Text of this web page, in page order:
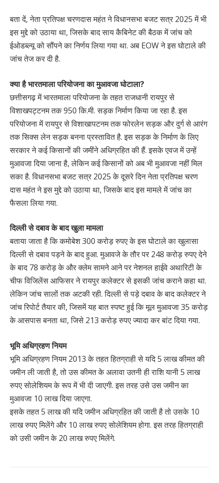
बता दें, नेता प्रतिपक्ष चरणदास महंत ने विधानसभा बजट सत्र 2025 में भी
इस मुद्दे को उठाया था, जिसके बाद साय कैबिनेट की बैठक में जांच को
ईओडब्ल्यू को सौंपने का निर्णय लिया गया था. अब EOW ने इस घोटाले की
जांच तेज कर दी है.
क्या है भारतमाला परियोजना का मुआवजा घोटाला?
छत्तीसगढ़ में भारतमाला परियोजना के तहत राजधानी रायपुर से
विशाखपट्टनम तक 950 कि.मी. सड़क निर्माण किया जा रहा है. इस
परियोजना में रायपुर से विशाखापटनम तक फोरलेन सड़क और दुर्ग से आरंग
तक सिक्स लेन सड़क बनना प्रस्तावित है. इस सड़क के निर्माण के लिए
सरकार ने कई किसानों की जमींने अधिग्रहित की हैं. इसके एवज में उन्हें
मुआवजा दिया जाना है, लेकिन कई किसानों को अब भी मुआवजा नहीं मिल
सका है. विधानसभा बजट सत्र 2025 के दूसरे दिन नेता प्रतिपक्ष चरण
दास महंत ने इस मुद्दे को उठाया था, जिसके बाद इस मामले में जांच का
फैसला लिया गया.
दिल्ली से दबाव के बाद खुला मामला
बताया जाता है कि कमोबेश 300 करोड़ रुपए के इस घोटाले का खुलासा
दिल्ली से दबाव पड़ने के बाद हुआ. मुआवजे के तौर पर 248 करोड़ रुपए देने
के बाद 78 करोड़ के और क्लेम सामने आने पर नेशनल हाईवे अथारिटी के
चीफ विजिलेंस आफिसर ने रायपुर कलेक्टर से इसकी जांच कराने कहा था.
लेकिन जांच सालों तक अटकी रही. दिल्ली से पड़े दबाव के बाद कलेक्टर ने
जांच रिपोर्ट तैयार की, जिसमें यह बात स्पष्ट हुई कि मूल मुआवजा 35 करोड़
के आसपास बनता था, जिसे 213 करोड़ रुपए ज्यादा कर बांट दिया गया.
भूमि अधिग्रहण नियम
भूमि अधिग्रहण नियम 2013 के तहत हितग्राही से यदि 5 लाख कीमत की
जमीन ली जाती है, तो उस कीमत के अलावा उतनी ही राशि यानी 5 लाख
रुपए सोलेशियम के रूप में भी दी जाएगी. इस तरह उसे उस जमीन का
मुआवजा 10 लाख दिया जाएगा.
इसके तहत 5 लाख की यदि जमीन अधिग्रहित की जाती है तो उसके 10
लाख रुपए मिलेंगे और 10 लाख रुपए सोलेशियम होगा. इस तरह हितग्राही
को उसी जमीन के 20 लाख रुपए मिलेंगे.